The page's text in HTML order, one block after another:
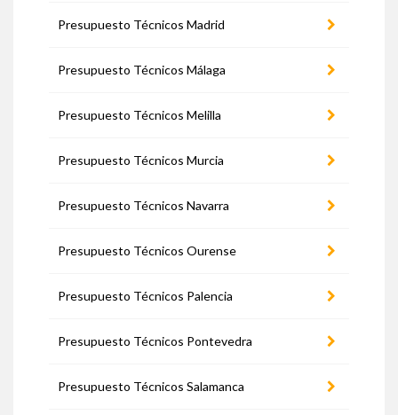
Presupuesto Técnicos Madrid
Presupuesto Técnicos Málaga
Presupuesto Técnicos Melilla
Presupuesto Técnicos Murcia
Presupuesto Técnicos Navarra
Presupuesto Técnicos Ourense
Presupuesto Técnicos Palencia
Presupuesto Técnicos Pontevedra
Presupuesto Técnicos Salamanca